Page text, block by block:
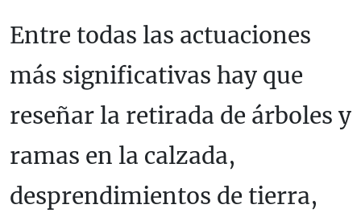
Entre todas las actuaciones
más significativas hay que
reseñar la retirada de árboles y
ramas en la calzada,
desprendimientos de tierra,